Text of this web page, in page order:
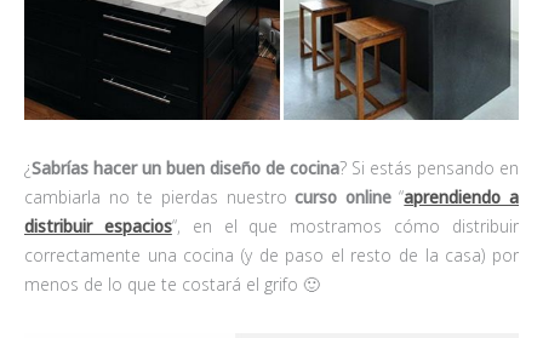
¿Sabrías hacer un buen diseño de cocina? Si estás pensando en
cambiarla no te pierdas nuestrocurso online“aprendiendo a
distribuir espacios“, en el que mostramos cómo distribuir
correctamente una cocina (y de paso el resto de la casa) por
menos de lo que te costará el grifo 🙂